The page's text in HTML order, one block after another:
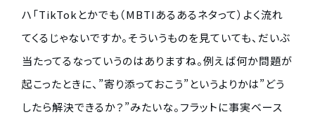
ハ「TikTokとかでも（MBTIあるあるネタって）よく流れ
てくるじゃないですか。そういうものを見ていても、だいぶ
当たってるなっていうのはありますね。例えば何か問題が
起こったときに、”寄り添っておこう”というよりかは”どう
したら解決できるか？”みたいな。フラットに事実ベース